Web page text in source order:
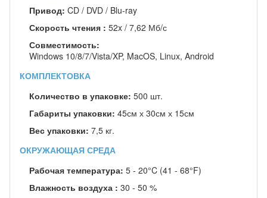
Привод: CD / DVD / Blu-ray
Скорость чтения : 52x / 7,62 Мб/с
Совместимость:
Windows 10/8/7/Vista/XP, MacOS, Linux, Android
КОМПЛЕКТОВКА
Количество в упаковке: 500 шт.
Габариты упаковки: 45см х 30см х 15см
Вес упаковки: 7,5 кг.
ОКРУЖАЮЩАЯ СРЕДА
Рабочая температура: 5 - 20°C (41 - 68°F)
Влажность воздуха : 30 - 50 %